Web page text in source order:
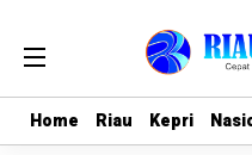
Home Riau Kepri
Home Riau Kepri